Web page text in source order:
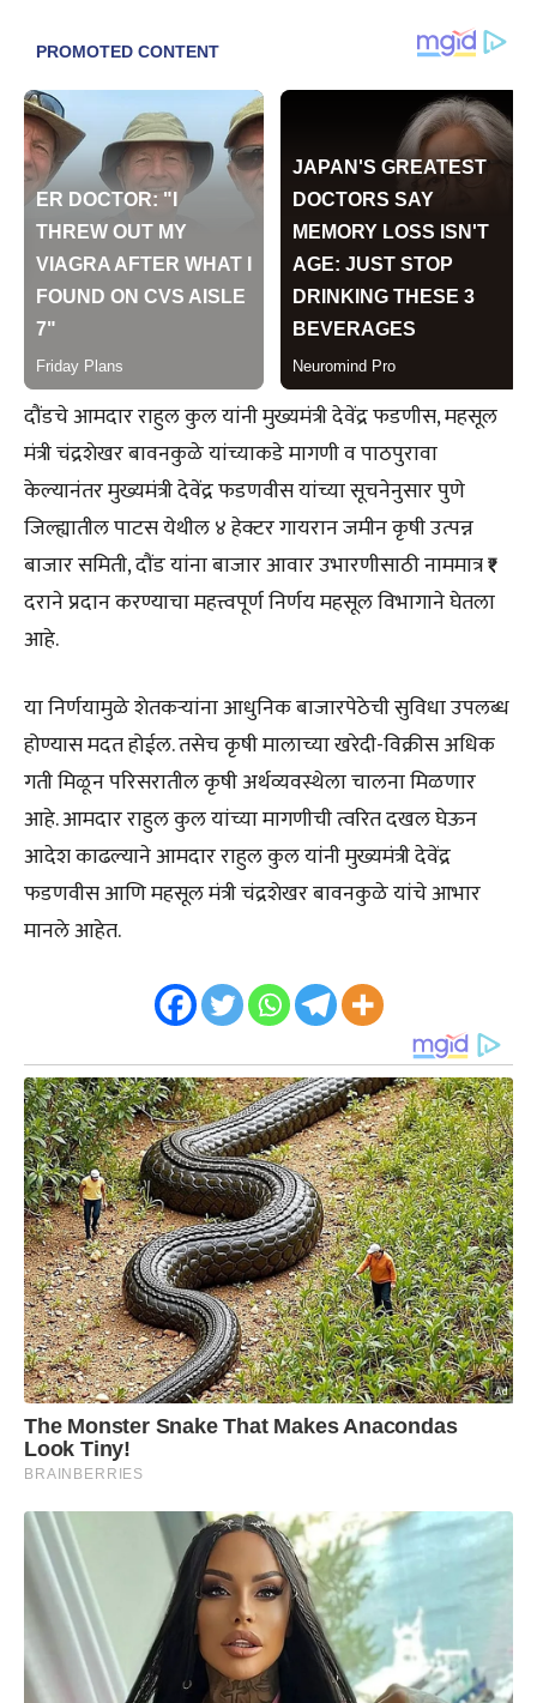
दौंडचे आमदार राहुल कुल यांनी मुख्यमंत्री देवेंद्र फडणीस, महसूल
मंत्री चंद्रशेखर बावनकुळे यांच्याकडे मागणी व पाठपुरावा
केल्यानंतर मुख्यमंत्री देवेंद्र फडणवीस यांच्या सूचनेनुसार पुणे
जिल्ह्यातील पाटस येथील ४ हेक्टर गायरान जमीन कृषी उत्पन्न
बाजार समिती, दौंड यांना बाजार आवार उभारणीसाठी नाममात्र ₹१
दराने प्रदान करण्याचा महत्त्वपूर्ण निर्णय महसूल विभागाने घेतला
आहे.
या निर्णयामुळे शेतकऱ्यांना आधुनिक बाजारपेठेची सुविधा उपलब्ध
होण्यास मदत होईल. तसेच कृषी मालाच्या खरेदी-विक्रीस अधिक
गती मिळून परिसरातील कृषी अर्थव्यवस्थेला चालना मिळणार
आहे. आमदार राहुल कुल यांच्या मागणीची त्वरित दखल घेऊन
आदेश काढल्याने आमदार राहुल कुल यांनी मुख्यमंत्री देवेंद्र
फडणवीस आणि महसूल मंत्री चंद्रशेखर बावनकुळे यांचे आभार
मानले आहेत.